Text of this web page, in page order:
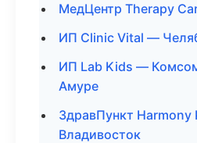
МедЦентр Therapy
ИП Clinic Vital —
ИП Lab Kids —
Амуре
ЗдравПункт
Владивосток